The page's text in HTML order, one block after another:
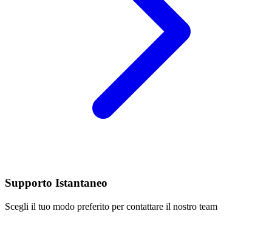
Supporto Istantaneo
Scegli il tuo modo preferito per contattare il nostro team